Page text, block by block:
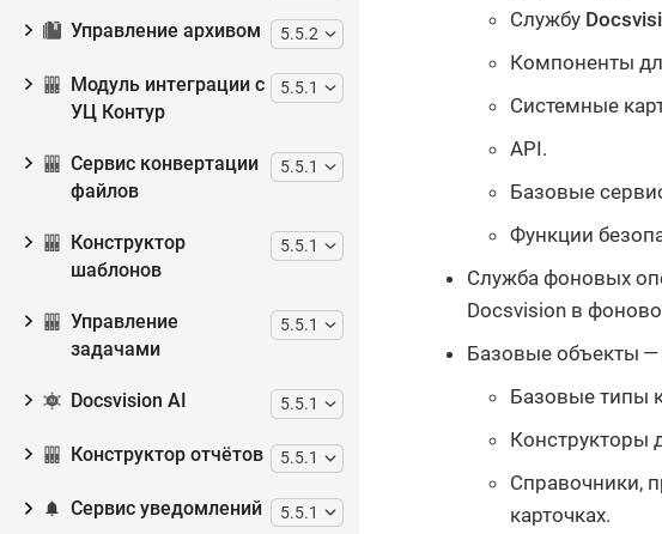
Управление архивом 5.5.2
Модуль интеграции с
УЦ Контур
5.5.1
Сервис конвертации
файлов
5.5.1
Конструктор
шаблонов
5.5.1
Управление
задачами
5.5.1
Docsvision AI 5.5.1
Конструктор отчётов 5.5.1
Сервис уведомлений 5.5.1
Службу
Компоненты
Системные
API.
Базовые
Функции
Служба фоновых
Docsvision в
Базовые объекты —
Базовые типы
Конструкторы
Справочники,
карточках.